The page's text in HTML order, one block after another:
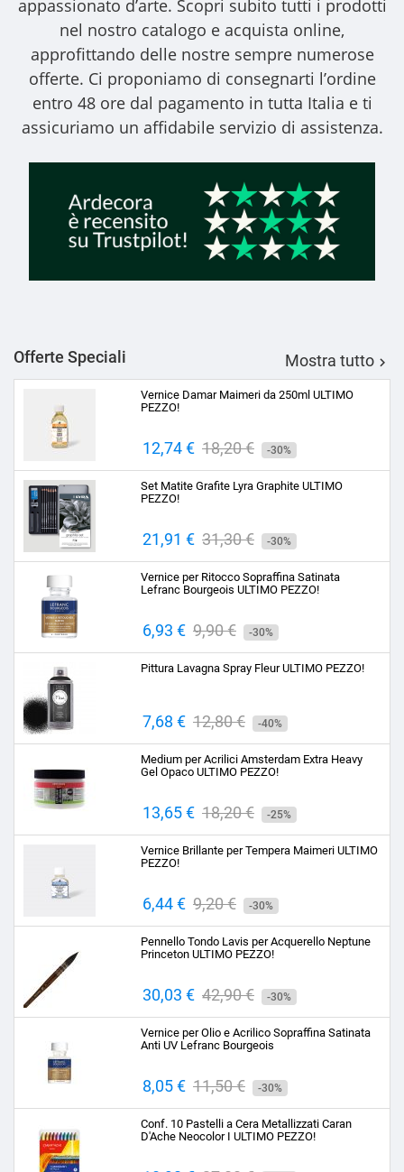
appassionato d’arte. Scopri subito tutti i prodotti
nel nostro catalogo e acquista online,
approfittando delle nostre sempre numerose
offerte. Ci proponiamo di consegnarti l’ordine
entro 48 ore dal pagamento in tutta Italia e ti
assicuriamo un affidabile servizio di assistenza.
Offerte Speciali Mostra tutto 
Vernice Damar Maimeri da 250ml ULTIMO
PEZZO!
Prezzo
12,74 € Prezzo
base
18,20 € -30%
Set Matite Grafite Lyra Graphite ULTIMO
PEZZO!
Prezzo
21,91 € Prezzo
base
31,30 € -30%
Vernice per Ritocco Sopraffina Satinata
Lefranc Bourgeois ULTIMO PEZZO!
Prezzo
6,93 € Prezzo
base
9,90 € -30%
Pittura Lavagna Spray Fleur ULTIMO PEZZO!
Prezzo
7,68 € Prezzo
base
12,80 € -40%
Medium per Acrilici Amsterdam Extra Heavy
Gel Opaco ULTIMO PEZZO!
Prezzo
13,65 € Prezzo
base
18,20 € -25%
Vernice Brillante per Tempera Maimeri ULTIMO
PEZZO!
Prezzo
6,44 € Prezzo
base
9,20 € -30%
Pennello Tondo Lavis per Acquerello Neptune
Princeton ULTIMO PEZZO!
Prezzo
30,03 € Prezzo
base
42,90 € -30%
Vernice per Olio e Acrilico Sopraffina Satinata
Anti UV Lefranc Bourgeois
Prezzo
8,05 € Prezzo
base
11,50 € -30%
Conf. 10 Pastelli a Cera Metallizzati Caran
D'Ache Neocolor I ULTIMO PEZZO!